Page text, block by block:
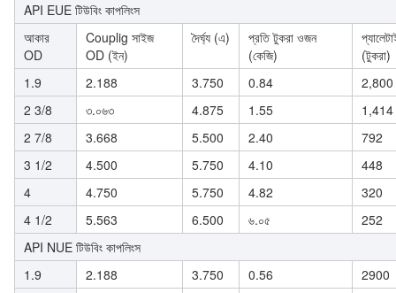
API EUE টিউবিং কাপলিংস
আকার
OD
Couplig সাইজ
OD (ইন)
দৈর্ঘ্য (এ)
প্রতি টুকরা ওজন
(কেজি)
(টুকরা)
1.9
2.188 3.750 0.84
2,800
2 3/8
৩.০৬৩ 4.875 1.55
1,414
2 7/8
3.668 5.500 2.40
792
3 1/2
4.500 5.750 4.10
448
4
4.750 5.750 4.82
320
4 1/2
5.563 6.500 ৬.০৫
252
API NUE টিউবিং কাপলিংস
1.9
2.188 3.750 0.56 2900